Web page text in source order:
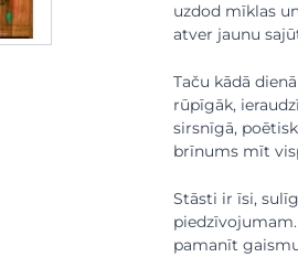
uzdod mīklas
atver jaunu
Taču kādā
rūpīgāk,
sirsnīgā,
brīnums mīt
Stāsti ir īsi,
pamanīt